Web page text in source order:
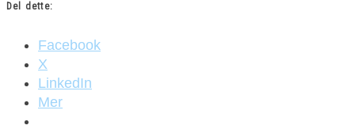
Del dette:
Facebook
X
LinkedIn
Mer